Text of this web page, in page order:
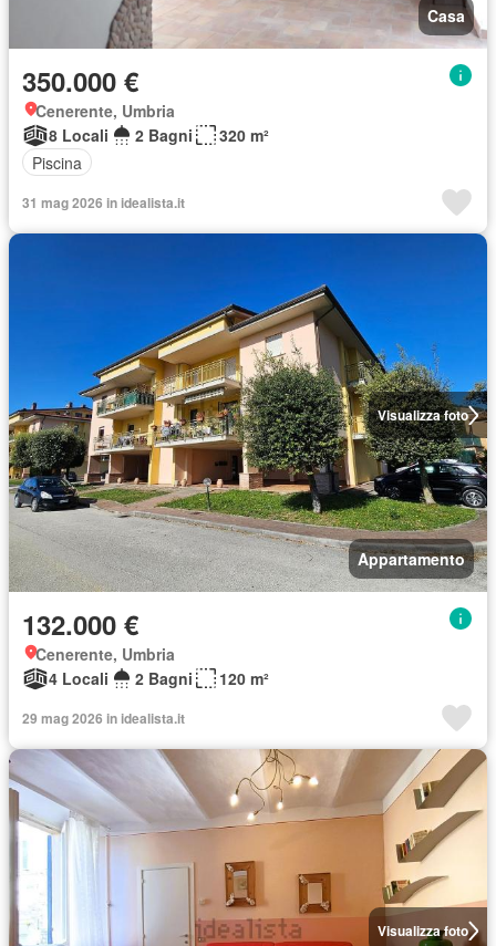
Casa
350.000 €
Cenerente, Umbria
8 Locali
2 Bagni
320 m²
Piscina
31 mag 2026 in idealista.it
Visualizza foto
Appartamento
132.000 €
Cenerente, Umbria
4 Locali
2 Bagni 120 m²
29 mag 2026 in idealista.it
Visualizza foto